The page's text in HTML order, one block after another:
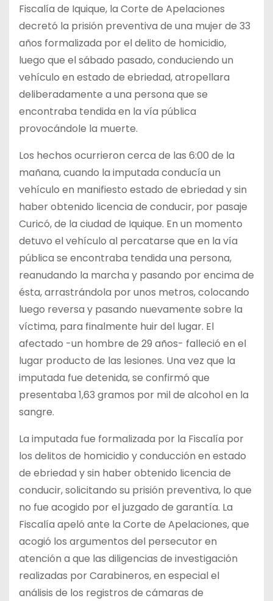
Fiscalía de Iquique, la Corte de Apelaciones
decretó la prisión preventiva de una mujer de 33
años formalizada por el delito de homicidio,
luego que el sábado pasado, conduciendo un
vehículo en estado de ebriedad, atropellara
deliberadamente a una persona que se
encontraba tendida en la vía pública
provocándole la muerte.
Los hechos ocurrieron cerca de las 6:00 de la
mañana, cuando la imputada conducía un
vehículo en manifiesto estado de ebriedad y sin
haber obtenido licencia de conducir, por pasaje
Curicó, de la ciudad de Iquique. En un momento
detuvo el vehículo al percatarse que en la vía
pública se encontraba tendida una persona,
reanudando la marcha y pasando por encima de
ésta, arrastrándola por unos metros, colocando
luego reversa y pasando nuevamente sobre la
víctima, para finalmente huir del lugar. El
afectado -un hombre de 29 años- falleció en el
lugar producto de las lesiones. Una vez que la
imputada fue detenida, se confirmó que
presentaba 1,63 gramos por mil de alcohol en la
sangre.
La imputada fue formalizada por la Fiscalía por
los delitos de homicidio y conducción en estado
de ebriedad y sin haber obtenido licencia de
conducir, solicitando su prisión preventiva, lo que
no fue acogido por el juzgado de garantía. La
Fiscalía apeló ante la Corte de Apelaciones, que
acogió los argumentos del persecutor en
atención a que las diligencias de investigación
realizadas por Carabineros, en especial el
análisis de los registros de cámaras de